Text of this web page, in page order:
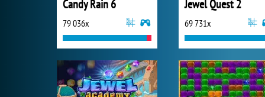
Candy Rain 6
79 036x
Jewel Quest 2
69 731x